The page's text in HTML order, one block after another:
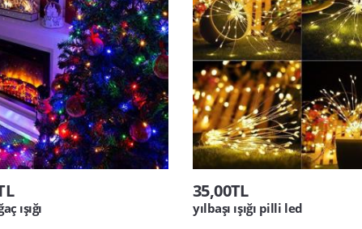
ışığı
35,00TL
yılbaşı ışığı pilli led